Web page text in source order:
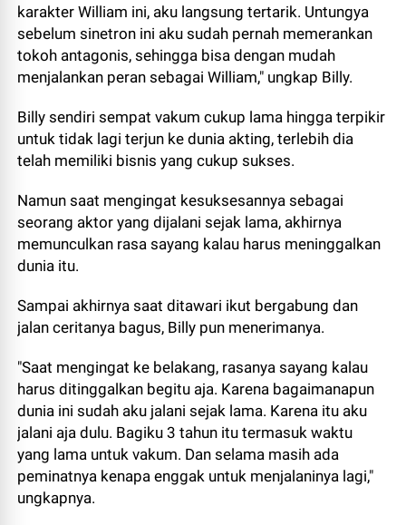
karakter William ini, aku langsung tertarik. Untungya
sebelum sinetron ini aku sudah pernah memerankan
tokoh antagonis, sehingga bisa dengan mudah
menjalankan peran sebagai William," ungkap Billy.
Billy sendiri sempat vakum cukup lama hingga terpikir
untuk tidak lagi terjun ke dunia akting, terlebih dia
telah memiliki bisnis yang cukup sukses.
Namun saat mengingat kesuksesannya sebagai
seorang aktor yang dijalani sejak lama, akhirnya
memunculkan rasa sayang kalau harus meninggalkan
dunia itu.
Sampai akhirnya saat ditawari ikut bergabung dan
jalan ceritanya bagus, Billy pun menerimanya.
"Saat mengingat ke belakang, rasanya sayang kalau
harus ditinggalkan begitu aja. Karena bagaimanapun
dunia ini sudah aku jalani sejak lama. Karena itu aku
jalani aja dulu. Bagiku 3 tahun itu termasuk waktu
yang lama untuk vakum. Dan selama masih ada
peminatnya kenapa enggak untuk menjalaninya lagi,"
ungkapnya.